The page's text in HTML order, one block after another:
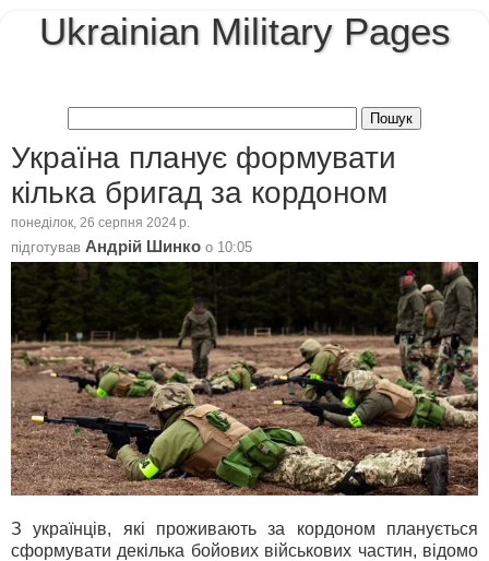
Ukrainian Military Pages
Україна планує формувати
кілька бригад за кордоном
понеділок, 26 серпня 2024 р.
підготував Андрій Шинко о 10:05
З українців, які проживають за кордоном планується
сформувати декілька бойових військових частин, відомо